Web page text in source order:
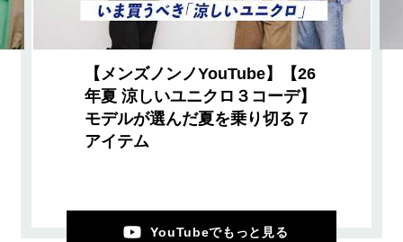
【メンズノンノYouTube】【26
年夏 涼しいユニクロ３コーデ】
モデルが選んだ夏を乗り切る７
アイテム
YouTubeでもっと見る